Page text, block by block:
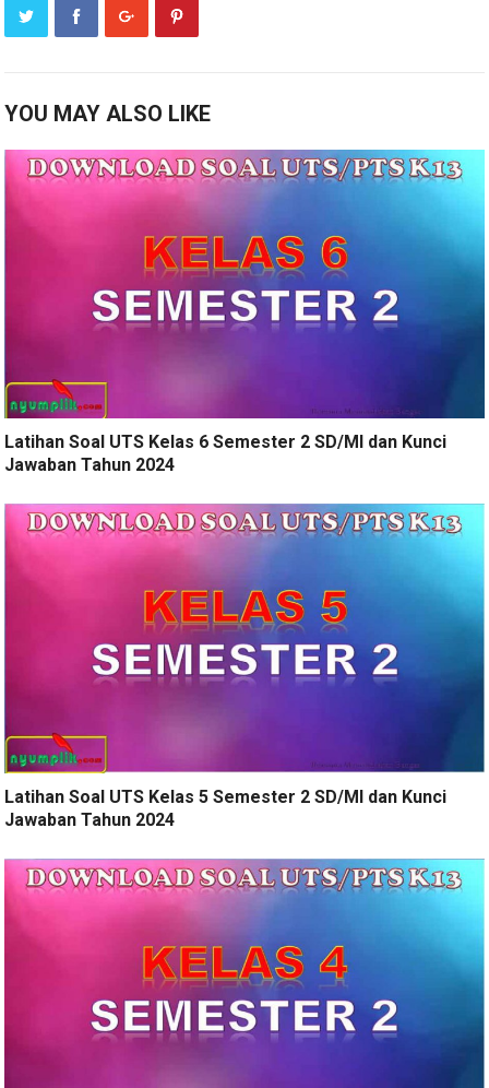
YOU MAY ALSO LIKE
Latihan Soal UTS Kelas 6 Semester 2 SD/MI dan Kunci
Jawaban Tahun 2024
Latihan Soal UTS Kelas 5 Semester 2 SD/MI dan Kunci
Jawaban Tahun 2024